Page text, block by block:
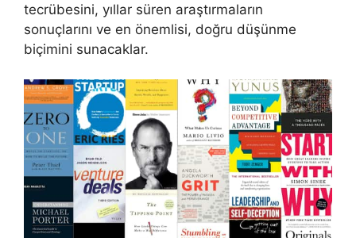
tecrübesini, yıllar süren araştırmaların
sonuçlarını ve en önemlisi, doğru düşünme
biçimini sunacaklar.